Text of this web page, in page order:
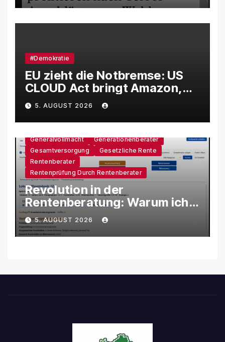
besonders profitiert
#Demokratie
EU zieht die Notbremse: US
CLOUD Act bringt Amazon,
Google und Microsoft massiv
unter Druck
5. AUGUST 2026
Generalvollmacht
Generationenberater
Gesamtversorgung
Gesetzliche Rente
Rentenberater
Rentenprüfung Durch Rentenberater
Revolution in der
Rentenberatung: Warum ich
eine eigene KI-Software
entwickle
5. AUGUST 2026